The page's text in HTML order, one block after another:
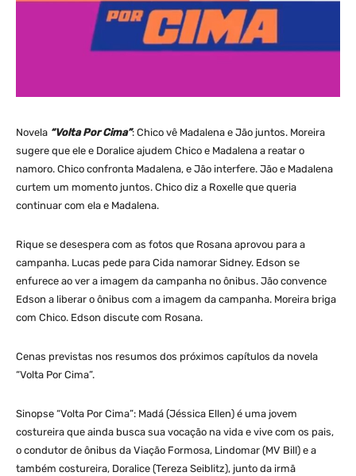
Novela “Volta Por Cima”: Chico vê Madalena e Jão juntos. Moreira
sugere que ele e Doralice ajudem Chico e Madalena a reatar o
namoro. Chico confronta Madalena, e Jão interfere. Jão e Madalena
curtem um momento juntos. Chico diz a Roxelle que queria
continuar com ela e Madalena.
Rique se desespera com as fotos que Rosana aprovou para a
campanha. Lucas pede para Cida namorar Sidney. Edson se
enfurece ao ver a imagem da campanha no ônibus. Jão convence
Edson a liberar o ônibus com a imagem da campanha. Moreira briga
com Chico. Edson discute com Rosana.
Cenas previstas nos resumos dos próximos capítulos da novela
“Volta Por Cima”.
Sinopse “Volta Por Cima”: Madá (Jéssica Ellen) é uma jovem
costureira que ainda busca sua vocação na vida e vive com os pais,
o condutor de ônibus da Viação Formosa, Lindomar (MV Bill) e a
também costureira, Doralice (Tereza Seiblitz), junto da irmã